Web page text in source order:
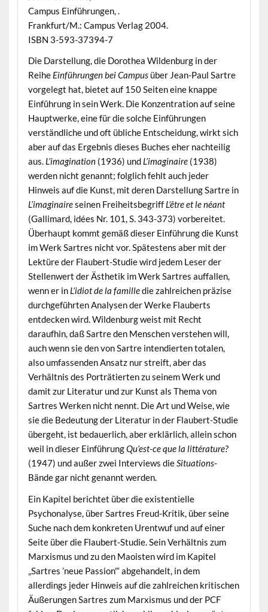
Campus Einführungen, .
Frankfurt/M.: Campus Verlag 2004.
ISBN 3-593-37394-7
Die Darstellung, die Dorothea Wildenburg in der
Reihe Einführungen bei Campusüber Jean-Paul Sartre
vorgelegt hat, bietet auf 150 Seiten eine knappe
Einführung in sein Werk. Die Konzentration auf seine
Hauptwerke, eine für die solche Einführungen
verständliche und oft übliche Entscheidung, wirkt sich
aber auf das Ergebnis dieses Buches eher nachteilig
aus. L’imagination(1936) und L’imaginaire(1938)
werden nicht genannt; folglich fehlt auch jeder
Hinweis auf die Kunst, mit deren Darstellung Sartre in
L’imaginaireseinen Freiheitsbegriff L’être et le néant
(Gallimard, idées Nr. 101, S. 343-373) vorbereitet.
Überhaupt kommt gemäß dieser Einführung die Kunst
im Werk Sartres nicht vor. Spätestens aber mit der
Lektüre der Flaubert-Studie wird jedem Leser der
Stellenwert der Ästhetik im Werk Sartres auffallen,
wenn er in L’idiot de la familledie zahlreichen präzise
durchgeführten Analysen der Werke Flauberts
entdecken wird. Wildenburg weist mit Recht
daraufhin, daß Sartre den Menschen verstehen will,
auch wenn sie den von Sartre intendierten totalen,
also umfassenden Ansatz nur streift, aber das
Verhältnis des Porträtierten zu seinem Werk und
damit zur Literatur und zur Kunst als Thema von
Sartres Werken nicht nennt. Die Art und Weise, wie
sie die Bedeutung der Literatur in der Flaubert-Studie
übergeht, ist bedauerlich, aber erklärlich, allein schon
weil in dieser EinführungQu’est-ce que la littérature?
(1947) und außer zwei Interviews dieSituations-
Bände gar nicht genannt werden.
Ein Kapitel berichtet über die existentielle
Psychonalyse, über Sartres Freud-Kritik, über seine
Suche nach dem konkreten Urentwuf und auf einer
Seite über die Flaubert-Studie. Sein Verhältnis zum
Marxismus und zu den Maoisten wird im Kapitel
„Sartres ’neue Passion'“ abgehandelt, in dem
allerdings jeder Hinweis auf die zahlreichen kritischen
Äußerungen Sartres zum Marxismus und der PCF